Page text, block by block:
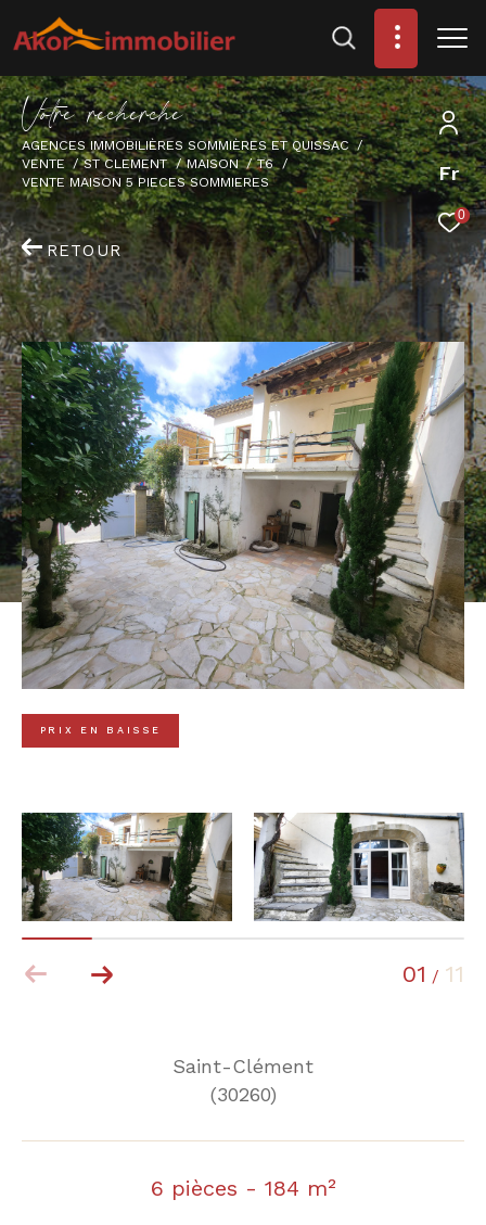
Fr
0
Votre recherche
AGENCES IMMOBILIÈRES SOMMIÈRES ET QUISSAC
VENTE
ST CLEMENT MAISON
T6
VENTE MAISON 5 PIECES SOMMIERES
RETOUR
PRIX EN BAISSE
01 / 11
Saint-Clément
(30260)
6 pièces - 184 m²